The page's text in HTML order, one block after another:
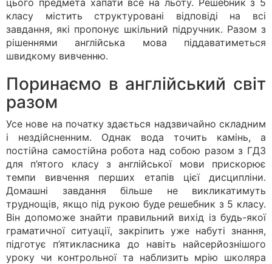
цього предмета хапати все на льоту. Решебник з 5
класу містить структуровані відповіді на всі
завдання, які пропонує шкільний підручник. Разом з
рішеннями англійська мова піддаватиметься
швидкому вивченню.
Поринаємо в англійський світ
разом
Усе нове на початку здається надзвичайно складним
і нездійсненним. Однак вода точить камінь, а
постійна самостійна робота над собою разом з ГДЗ
для п’ятого класу з англійської мови прискорює
темпи вивчення перших етапів цієї дисципліни.
Домашні завдання більше не викликатимуть
труднощів, якщо під рукою буде решебник з 5 класу.
Він допоможе знайти правильний вихід із будь-якої
граматичної ситуації, закріпить уже набуті знання,
підготує п’ятикласника до навіть найсерйознішого
уроку чи контрольної та наблизить мрію школяра